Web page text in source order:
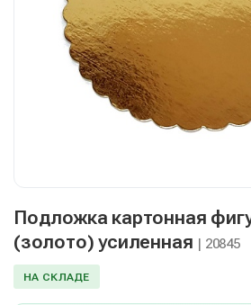
Подложка картонная
(золото) усиленная | 20845
НА СКЛАДЕ